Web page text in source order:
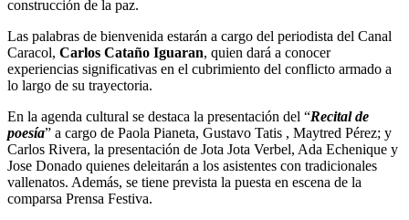
construcción de la paz.
Las palabras de bienvenida estarán a cargo del periodista del Canal
Caracol, Carlos Cataño Iguaran, quien dará a conocer
experiencias significativas en el cubrimiento del conflicto armado a
lo largo de su trayectoria.
En la agenda cultural se destaca la presentación del “Recital de
poesía” a cargo de Paola Pianeta, Gustavo Tatis , Maytred Pérez; y
Carlos Rivera, la presentación de Jota Jota Verbel, Ada Echenique y
Jose Donado quienes deleitarán a los asistentes con tradicionales
vallenatos. Además, se tiene prevista la puesta en escena de la
comparsa Prensa Festiva.